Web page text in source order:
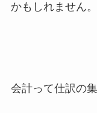
かもしれません。
会計って仕訳の集